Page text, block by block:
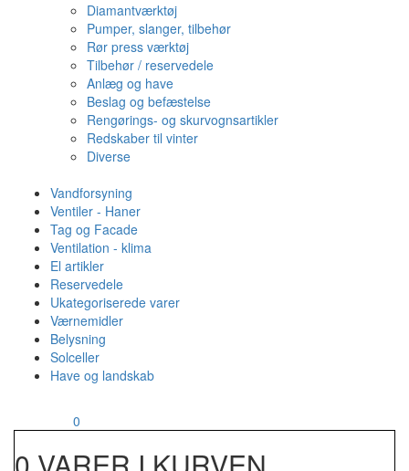
Diamantværktøj
Pumper, slanger, tilbehør
Rør press værktøj
Tilbehør / reservedele
Anlæg og have
Beslag og befæstelse
Rengørings- og skurvognsartikler
Redskaber til vinter
Diverse
Vandforsyning
Ventiler - Haner
Tag og Facade
Ventilation - klima
El artikler
Reservedele
Ukategoriserede varer
Værnemidler
Belysning
Solceller
Have og landskab
0